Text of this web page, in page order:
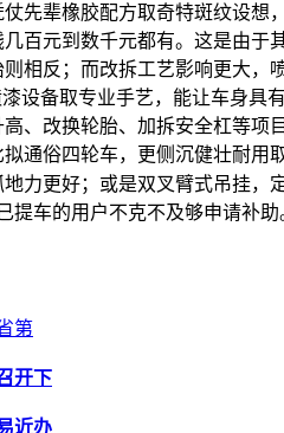
先辈橡胶配方取奇特斑纹设想
百元到数千元都有。这是由于
相反；而改拆工艺影响更大，
设备取专业手艺，能让车身具
、改换轮胎、加拆安全杠等项
通俗四轮车，更侧沉健壮耐用
力更好；或是双叉臂式吊挂，
提车的用户不克不及够申请补
第
开下
近办